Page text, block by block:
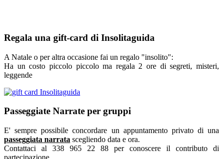
Regala una gift-card di Insolitaguida
A Natale o per altra occasione fai un regalo "insolito":
Ha un costo piccolo piccolo ma regala 2 ore di segreti, misteri,
leggende
Passeggiate Narrate per gruppi
E' sempre possibile concordare un appuntamento privato di una
passeggiata narrata scegliendo data e ora.
Contattaci al 338 965 22 88 per conoscere il contributo di